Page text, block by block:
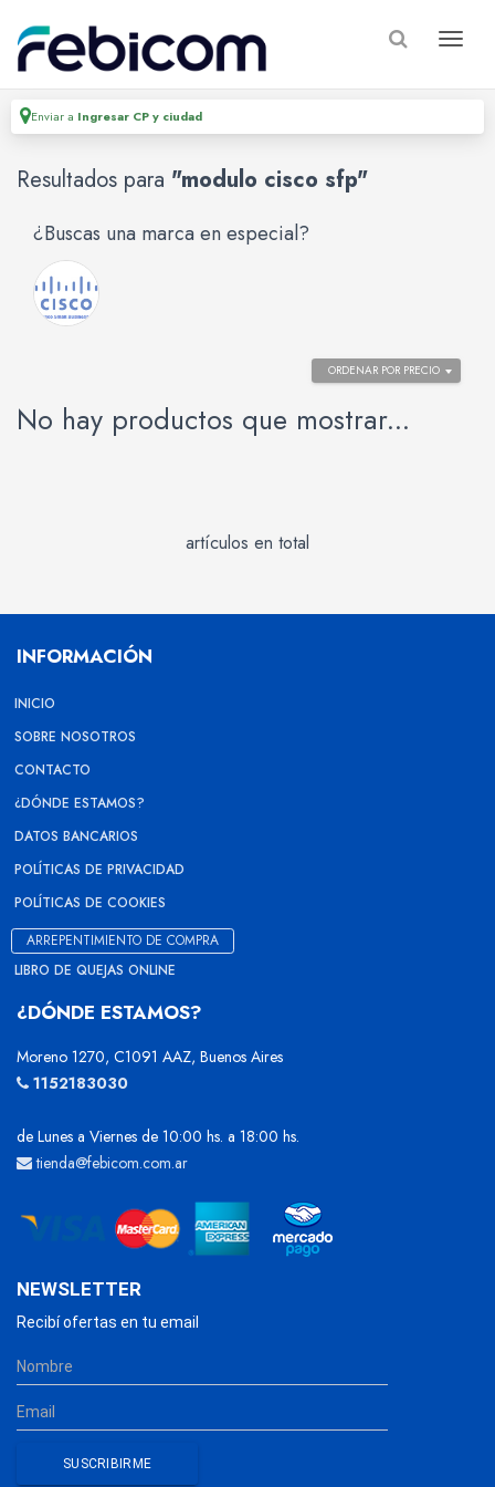
Enviar a Ingresar CP y ciudad
Resultados para "modulo cisco sfp"
¿Buscas una marca en especial?
ORDENAR POR PRECIO
No hay productos que mostrar...
artículos en total
INFORMACIÓN
INICIO
SOBRE NOSOTROS
CONTACTO
¿DÓNDE ESTAMOS?
DATOS BANCARIOS
POLÍTICAS DE PRIVACIDAD
POLÍTICAS DE COOKIES
ARREPENTIMIENTO DE COMPRA
LIBRO DE QUEJAS ONLINE
¿DÓNDE ESTAMOS?
Moreno 1270, C1091 AAZ, Buenos Aires
1152183030
de Lunes a Viernes de 10:00 hs. a 18:00 hs.
tienda@febicom.com.ar
NEWSLETTER
Recibí ofertas en tu email